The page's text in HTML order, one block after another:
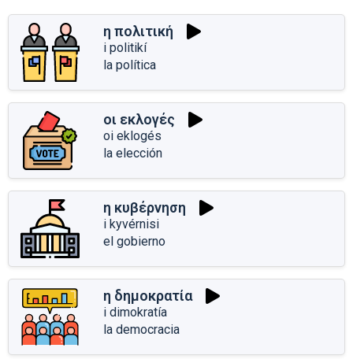
η πολιτική
i politikí
la política
οι εκλογές
oi eklogés
la elección
η κυβέρνηση
i kyvérnisi
el gobierno
η δημοκρατία
i dimokratía
la democracia